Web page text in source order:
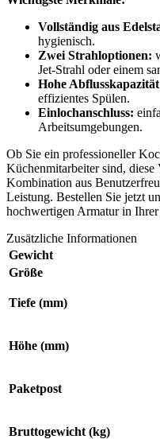
Vollständig aus
hygienisch.
Zwei Strahloptionen:
Jet-Strahl oder einem
Hohe
effizientes Spülen.
Einlochanschluss:
Arbeitsumgebungen.
Ob Sie ein professioneller
Küchenmitarbeiter sind, diese
Kombination aus
Leistung. Bestellen Sie jetzt
hochwertigen Armatur in
Zusätzliche Informationen
Gewicht
Größe
Tiefe (mm)
Höhe (mm)
Paketpost
Bruttogewicht (kg)